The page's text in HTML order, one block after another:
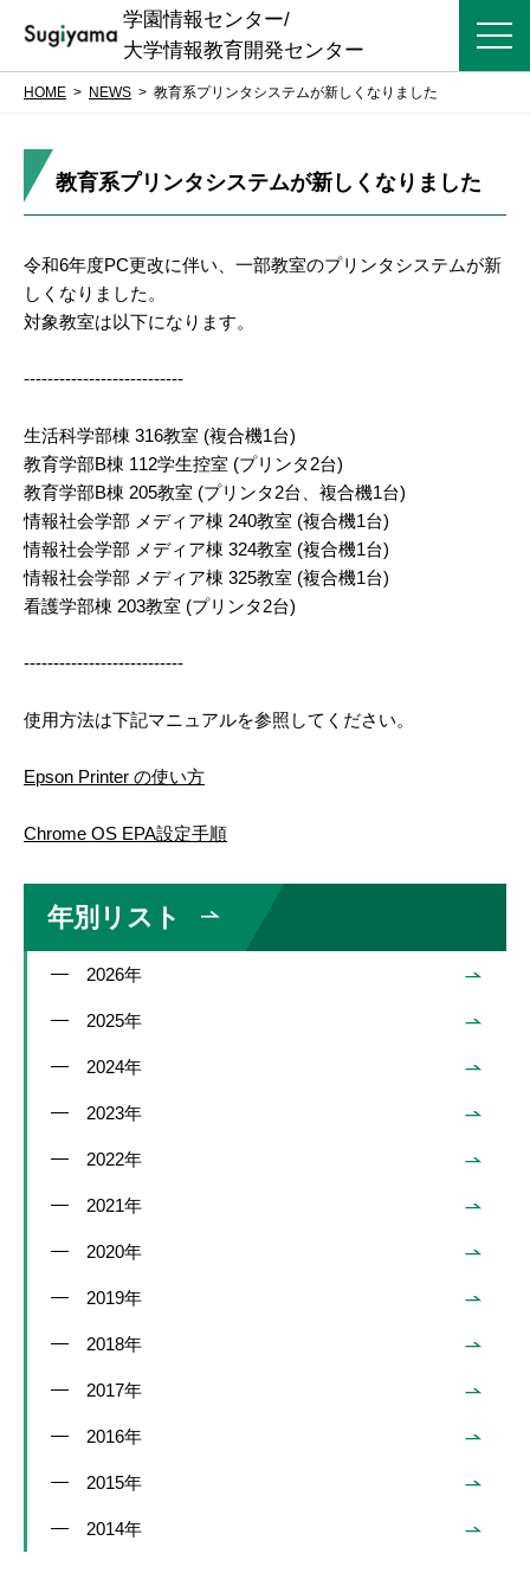
学園情報センター/
大学情報教育開発センター
HOME NEWS 教育系プリンタシステムが新しくなりました
教育系プリンタシステムが新しくなりました
令和6年度PC更改に伴い、一部教室のプリンタシステムが新
しくなりました。
対象教室は以下になります。
---------------------------
生活科学部棟 316教室 (複合機1台)
教育学部B棟 112学生控室 (プリンタ2台)
教育学部B棟 205教室 (プリンタ2台、複合機1台)
情報社会学部 メディア棟 240教室 (複合機1台)
情報社会学部 メディア棟 324教室 (複合機1台)
情報社会学部 メディア棟 325教室 (複合機1台)
看護学部棟 203教室 (プリンタ2台)
---------------------------
使用方法は下記マニュアルを参照してください。
Epson Printer の使い方
Chrome OS EPA設定手順
年別リスト
2026年
2025年
2024年
2023年
2022年
2021年
2020年
2019年
2018年
2017年
2016年
2015年
2014年